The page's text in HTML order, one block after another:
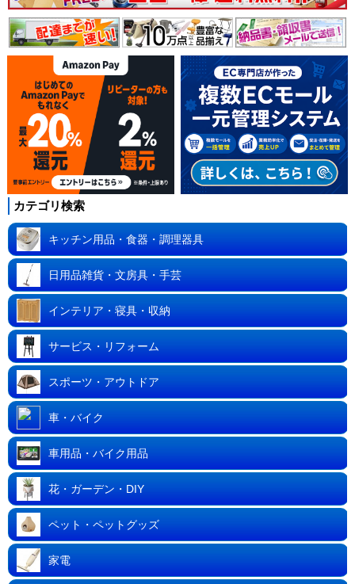
カテゴリ検索
キッチン用品・食器・調理器具
日用品雑貨・文房具・手芸
インテリア・寝具・収納
サービス・リフォーム
スポーツ・アウトドア
車・バイク
車用品・バイク用品
花・ガーデン・DIY
ペット・ペットグッズ
家電